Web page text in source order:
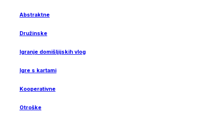
Abstraktne
Družinske
Igranje domišljijskih vlog
Igre s kartami
Kooperativne
Otroške